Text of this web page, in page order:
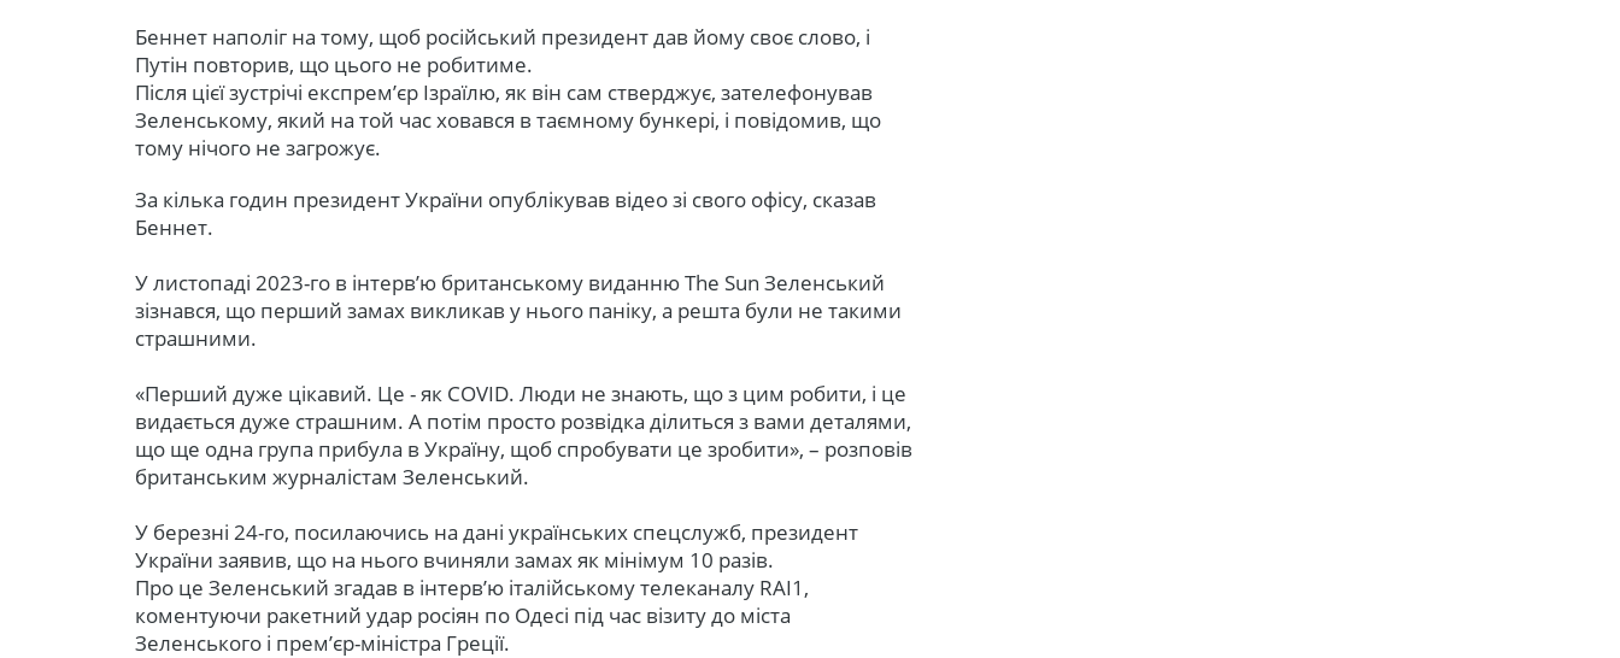
Беннет наполіг на тому, щоб російський президент дав йому своє слово, і
Путін повторив, що цього не робитиме.
Після цієї зустрічі експрем’єр Ізраїлю, як він сам стверджує, зателефонував
Зеленському, який на той час ховався в таємному бункері, і повідомив, що
тому нічого не загрожує.
За кілька годин президент України опублікував відео зі свого офісу, сказав
Беннет.
У листопаді 2023-го в інтерв’ю британському виданню The Sun Зеленський
зізнався, що перший замах викликав у нього паніку, а решта були не такими
страшними.
«Перший дуже цікавий. Це - як COVID. Люди не знають, що з цим робити, і це
видається дуже страшним. А потім просто розвідка ділиться з вами деталями,
що ще одна група прибула в Україну, щоб спробувати це зробити», – розповів
британським журналістам Зеленський.
У березні 24-го, посилаючись на дані українських спецслужб, президент
України заявив, що на нього вчиняли замах як мінімум 10 разів.
Про це Зеленський згадав в інтерв’ю італійському телеканалу RAI1,
коментуючи ракетний удар росіян по Одесі під час візиту до міста
Зеленського і прем’єр-міністра Греції.